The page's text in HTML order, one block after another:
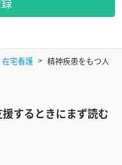
宅看護
精神疾患をもつ人
するときにまず読む